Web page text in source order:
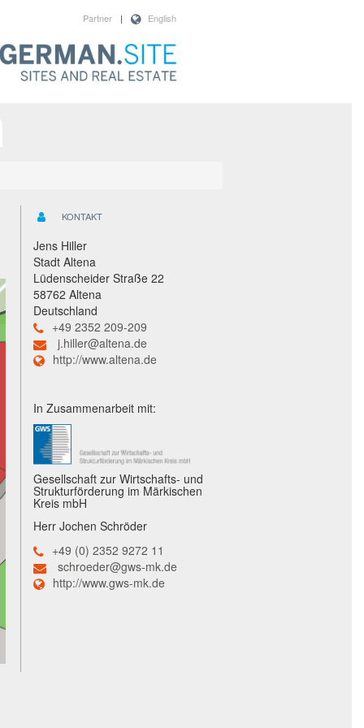
English
|
Partner
KONTAKT
Jens Hiller
Stadt Altena
Lüdenscheider Straße 22
58762 Altena
Deutschland
+49 2352 209-209
j.hiller@altena.de
http://www.altena.de
In Zusammenarbeit mit:
Gesellschaft zur Wirtschafts- und
Strukturförderung im Märkischen
Kreis mbH
Herr Jochen Schröder
+49 (0) 2352 9272 11
schroeder@gws-mk.de
http://www.gws-mk.de